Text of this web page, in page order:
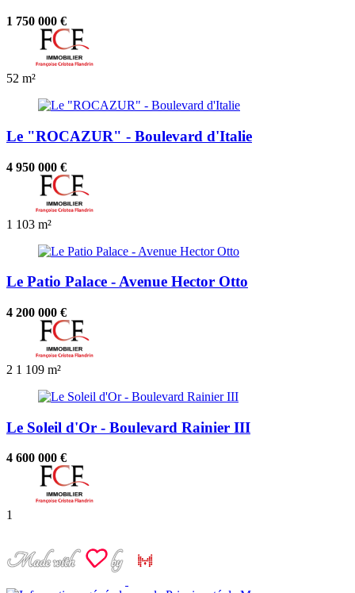
1 750 000 €
52 m²
Le "ROCAZUR" - Boulevard d'Italie
4 950 000 €
1 103 m²
Le Patio Palace - Avenue Hector Otto
4 200 000 €
2 1 109 m²
Le Soleil d'Or - Boulevard Rainier III
4 600 000 €
1